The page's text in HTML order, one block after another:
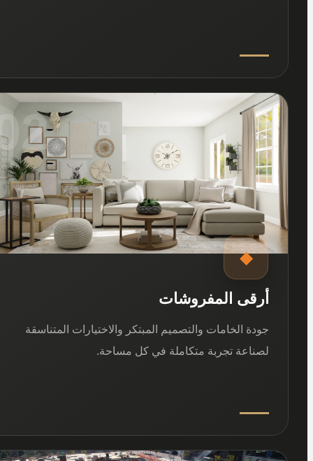
02
◆
أرقى المفروشات
جودة الخامات والتصميم المبتكر والاختيارات المتناسقة
لصناعة تجربة متكاملة في كل مساحة.